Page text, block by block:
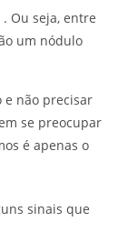
Ou seja, entre
um nódulo
e não precisar
se preocupar
é apenas o
sinais que